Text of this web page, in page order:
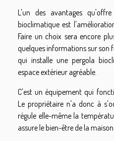
L'un des avantages
bioclimatique est
Faire un choix sera encore
quelques informations sur son
qui installe une pergola
espace extérieur agréable.
C'est un équipement qui
Le propriétaire n'a donc à
régule elle-même la
assure le bien-être de la maison.